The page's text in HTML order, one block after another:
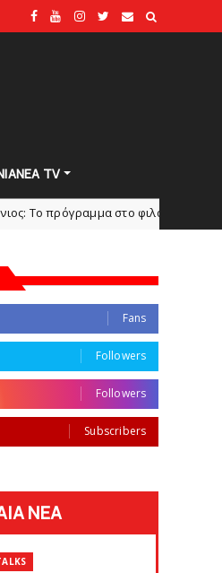
TV
στο φιλανθρωπικό τουρνουά
Fans
Followers
Followers
Subscribers
ΝΕΑ